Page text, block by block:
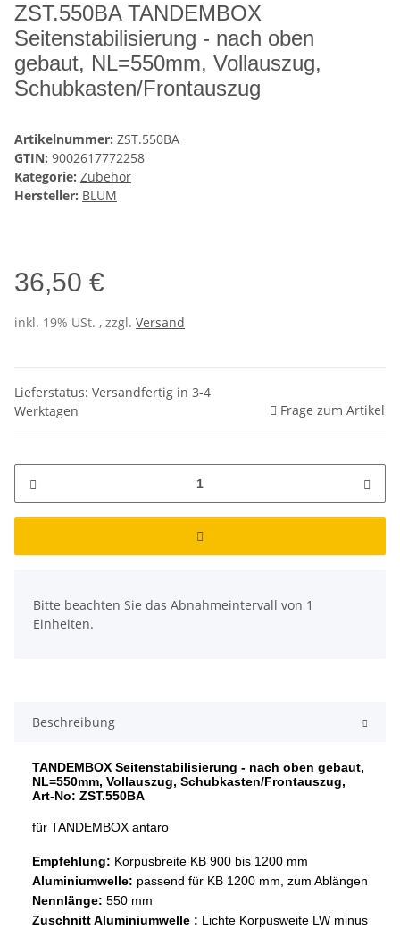
ZST.550BA TANDEMBOX
Seitenstabilisierung - nach oben
gebaut, NL=550mm, Vollauszug,
Schubkasten/Frontauszug
Artikelnummer: ZST.550BA
GTIN: 9002617772258
Kategorie: Zubehör
Hersteller: BLUM
36,50 €
inkl. 19% USt. , zzgl. Versand
Lieferstatus: Versandfertig in 3-4
Werktagen
Frage zum Artikel
Bitte beachten Sie das Abnahmeintervall von 1
Einheiten.
Beschreibung
TANDEMBOX Seitenstabilisierung - nach oben gebaut,
NL=550mm, Vollauszug, Schubkasten/Frontauszug,
Art-No: ZST.550BA
für TANDEMBOX antaro
Empfehlung: Korpusbreite KB 900 bis 1200 mm
Aluminiumwelle: passend für KB 1200 mm, zum Ablängen
Nennlänge: 550 mm
Zuschnitt Aluminiumwelle : Lichte Korpusweite LW minus